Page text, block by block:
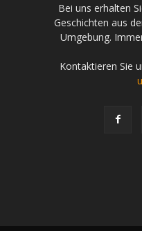
Bei uns erhalten
Geschichten aus
Umgebung.
Kontaktieren Sie